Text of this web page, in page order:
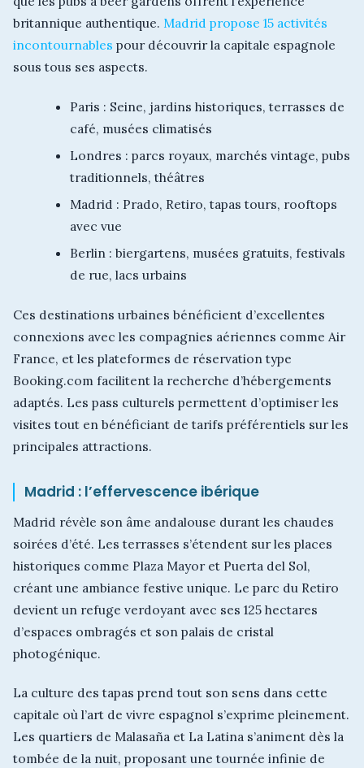
britannique authentique. Madrid propose 15 activités
incontournables pour découvrir la capitale espagnole
sous tous ses aspects.
Paris : Seine, jardins historiques, terrasses de
café, musées climatisés
Londres : parcs royaux, marchés vintage, pubs
traditionnels, théâtres
Madrid : Prado, Retiro, tapas tours, rooftops
avec vue
Berlin : biergartens, musées gratuits, festivals
de rue, lacs urbains
Ces destinations urbaines bénéficient d’excellentes
connexions avec les compagnies aériennes comme Air
France, et les plateformes de réservation type
Booking.com facilitent la recherche d’hébergements
adaptés. Les pass culturels permettent d’optimiser les
visites tout en bénéficiant de tarifs préférentiels sur les
principales attractions.
Madrid : l’effervescence ibérique
Madrid révèle son âme andalouse durant les chaudes
soirées d’été. Les terrasses s’étendent sur les places
historiques comme Plaza Mayor et Puerta del Sol,
créant une ambiance festive unique. Le parc du Retiro
devient un refuge verdoyant avec ses 125 hectares
d’espaces ombragés et son palais de cristal
photogénique.
La culture des tapas prend tout son sens dans cette
capitale où l’art de vivre espagnol s’exprime pleinement.
Les quartiers de Malasaña et La Latina s’animent dès la
tombée de la nuit, proposant une tournée infinie de